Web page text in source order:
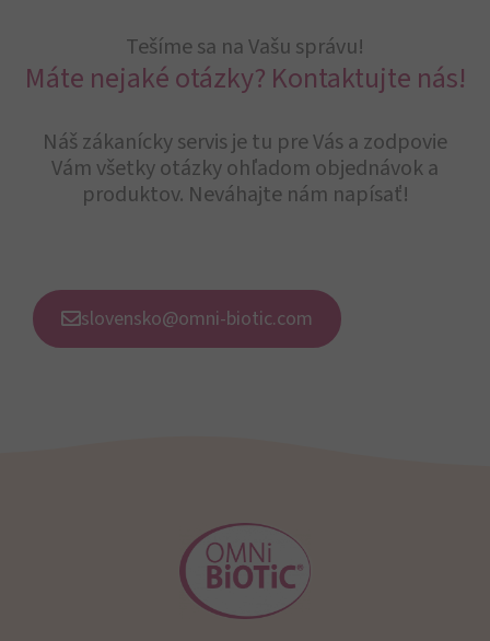
Tešíme sa na Vašu správu!
Máte nejaké otázky? Kontaktujte nás!
Náš zákanícky servis je tu pre Vás a zodpovie
Vám všetky otázky ohľadom objednávok a
produktov. Neváhajte nám napísať!
slovensko@omni-biotic.com